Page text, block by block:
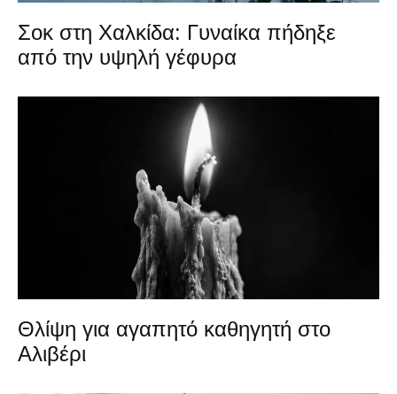
Σοκ στη Χαλκίδα: Γυναίκα πήδηξε
από την υψηλή γέφυρα
Θλίψη για αγαπητό καθηγητή στο
Αλιβέρι